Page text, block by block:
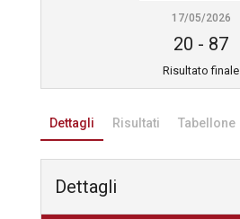
17/05/2026
20 - 87
Risultato finale
Dettagli Risultati Tabellone
Dettagli